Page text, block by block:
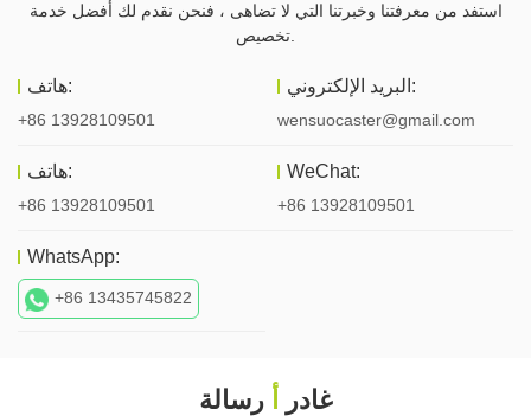
استفد من معرفتنا وخبرتنا التي لا تضاهى ، فنحن نقدم لك أفضل خدمة
تخصيص.
هاتف:
+86 13928109501
البريد الإلكتروني:
wensuocaster@gmail.com
هاتف:
+86 13928109501
WeChat:
+86 13928109501
WhatsApp:
+86 13435745822
غادر رسالة